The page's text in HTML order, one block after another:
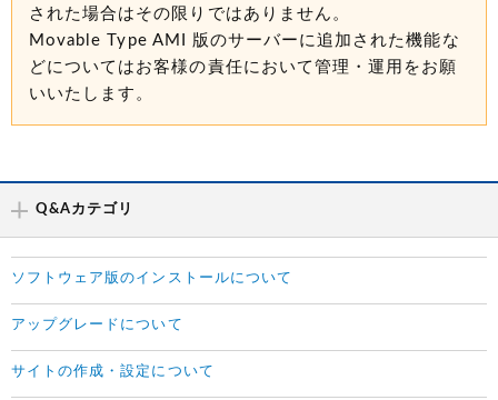
された場合はその限りではありません。
Movable Type AMI 版のサーバーに追加された機能な
どについてはお客様の責任において管理・運用をお願
いいたします。
Q&Aカテゴリ
ソフトウェア版のインストールについて
アップグレードについて
サイトの作成・設定について